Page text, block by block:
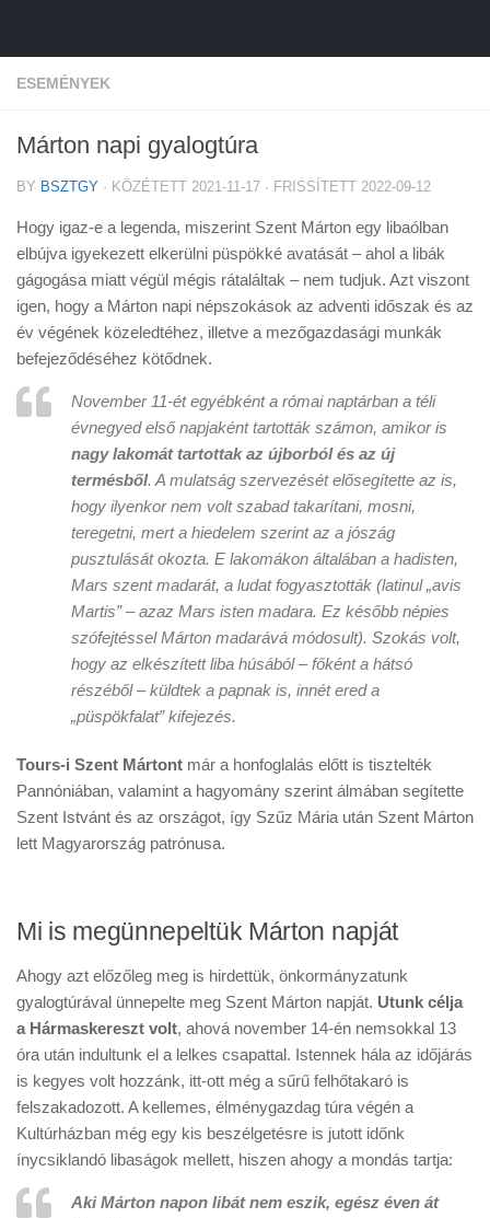
ESEMÉNYEK
Márton napi gyalogtúra
BY BSZTGY · KÖZÉTETT 2021-11-17 · FRISSÍTETT 2022-09-12
Hogy igaz-e a legenda, miszerint Szent Márton egy libaólban
elbújva igyekezett elkerülni püspökké avatását – ahol a libák
gágogása miatt végül mégis rátaláltak – nem tudjuk. Azt viszont
igen, hogy a Márton napi népszokások az adventi időszak és az
év végének közeledtéhez, illetve a mezőgazdasági munkák
befejeződéséhez kötődnek.
November 11-ét egyébként a római naptárban a téli
évnegyed első napjaként tartották számon, amikor is
nagy lakomát tartottak az újborból és az új
termésből. A mulatság szervezését elősegítette az is,
hogy ilyenkor nem volt szabad takarítani, mosni,
teregetni, mert a hiedelem szerint az a jószág
pusztulását okozta. E lakomákon általában a hadisten,
Mars szent madarát, a ludat fogyasztották (latinul „avis
Martis” – azaz Mars isten madara. Ez később népies
szófejtéssel Márton madarává módosult). Szokás volt,
hogy az elkészített liba húsából – főként a hátsó
részéből – küldtek a papnak is, innét ered a
„püspökfalat” kifejezés.
Tours-i Szent Mártont már a honfoglalás előtt is tisztelték
Pannóniában, valamint a hagyomány szerint álmában segítette
Szent Istvánt és az országot, így Szűz Mária után Szent Márton
lett Magyarország patrónusa.
Mi is megünnepeltük Márton napját
Ahogy azt előzőleg meg is hirdettük, önkormányzatunk
gyalogtúrával ünnepelte meg Szent Márton napját. Utunk célja
a Hármaskereszt volt, ahová november 14-én nemsokkal 13
óra után indultunk el a lelkes csapattal. Istennek hála az időjárás
is kegyes volt hozzánk, itt-ott még a sűrű felhőtakaró is
felszakadozott. A kellemes, élménygazdag túra végén a
Kultúrházban még egy kis beszélgetésre is jutott időnk
ínycsiklandó libaságok mellett, hiszen ahogy a mondás tartja:
Aki Márton napon libát nem eszik, egész éven át